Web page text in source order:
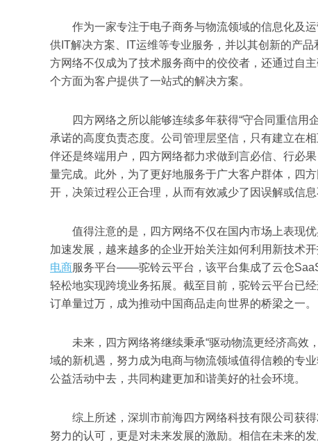
作为一家专注于电子商务与物流领域的信息化及运
供IT解决方案、IT运维等专业服务，并以其创新的产
方网络不仅成为了技术服务商中的佼佼者，还通过自
个方面为客户提供了一站式的解决方案。
四方网络之所以能够连续多年获得“守合同重信用
承诺的高度负责态度。公司管理层坚信，只有建立在
伴还是终端用户，四方网络都力求做到言必信、行必
量完成。此外，为了更好地服务于广大客户群体，四
开，决策过程公正合理，从而有效减少了因误解或信息
值得注意的是，四方网络不仅在国内市场上表现优
加速发展，越来越多的企业开始关注如何利用新技术
电商服务平台——驼铃云平台，该平台集成了云仓
轻松地实现跨境业务拓展。截至目前，驼铃云平台已
订单量过万，成为推动中国商品走向世界的桥梁之一。
未来，四方网络将继续秉承“驱动物流更经济高效
域的新机遇，努力成为电商与物流领域值得信赖的专
公益活动中去，共同构建更加和谐美好的社会环境。
综上所述，深圳市前海四方网络科技有限公司获得
努力的认可，更是对未来发展的激励。相信在未来的